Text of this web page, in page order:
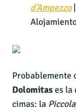
d’Ampezzo|
Probablemente
Dolomitases la
cimas: la